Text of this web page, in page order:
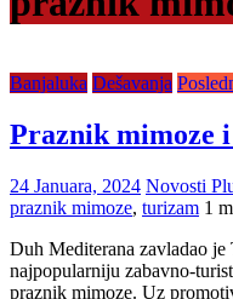
Banjaluka Dešavanja
Praznik mimoze
24 Januara, 2024 Novosti
praznik mimoze, turizam 1
Duh Mediterana zavladao
najpopularniju zabavno-
praznik mimoze. Uz